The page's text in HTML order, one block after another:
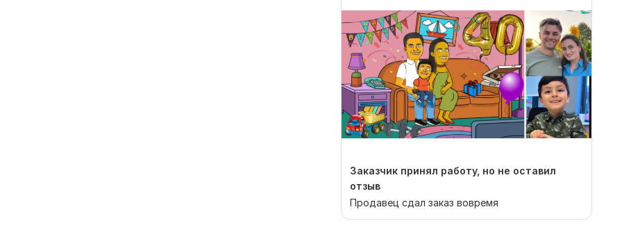
Заказчик принял работу, но не оставил
отзыв
Продавец сдал заказ вовремя